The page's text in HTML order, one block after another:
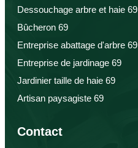
Dessouchage arbre et haie 69
Bûcheron 69
Entreprise abattage d'arbre 69
Entreprise de jardinage 69
Jardinier taille de haie 69
Artisan paysagiste 69
Contact